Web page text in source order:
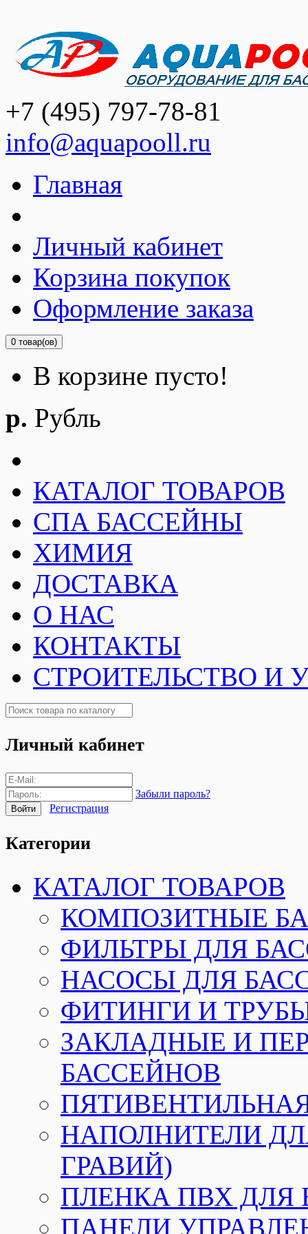
+7 (495) 797-78-81
info@aquapooll.ru
Главная
Личный кабинет
Корзина покупок
Оформление заказа
0 товар(ов)
В корзине пусто!
р. Рубль
КАТАЛОГ ТОВАРОВ
СПА БАССЕЙНЫ
ХИМИЯ
ДОСТАВКА
О НАС
КОНТАКТЫ
СТРОИТЕЛЬСТВО И
Личный кабинет
Забыли пароль?
Регистрация
Категории
КАТАЛОГ ТОВАРОВ
КОМПОЗИТНЫЕ
ФИЛЬТРЫ ДЛЯ
НАСОСЫ ДЛЯ
ФИТИНГИ И
ЗАКЛАДНЫЕ И
БАССЕЙНОВ
НАПОЛНИТЕЛИ
ГРАВИЙ)
ПЛЕНКА ПВХ ДЛЯ
ПАНЕЛИ